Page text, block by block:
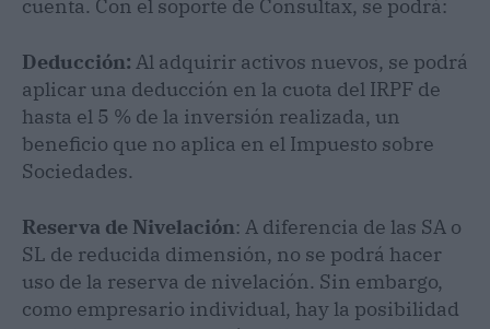
cuenta. Con el soporte de Consultax, se podrá:
Deducción: Al adquirir activos nuevos, se podrá
aplicar una deducción en la cuota del IRPF de
hasta el 5 % de la inversión realizada, un
beneficio que no aplica en el Impuesto sobre
Sociedades.
Reserva de Nivelación: A diferencia de las SA o
SL de reducida dimensión, no se podrá hacer
uso de la reserva de nivelación. Sin embargo,
como empresario individual, hay la posibilidad